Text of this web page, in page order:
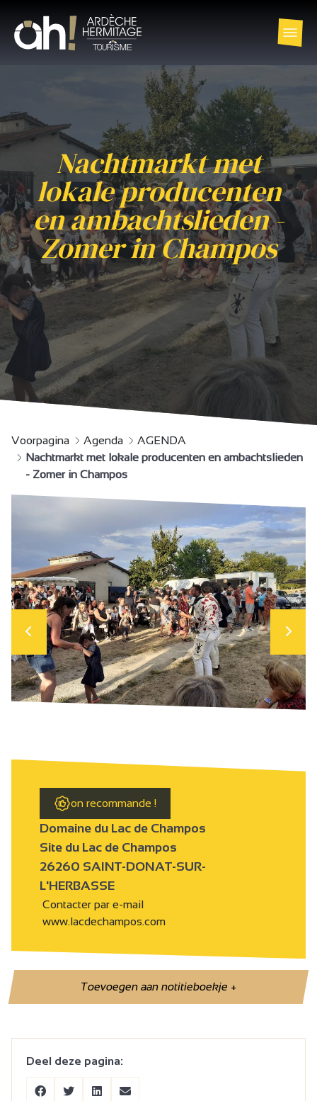
Nachtmarkt met
lokale producenten
en ambachtslieden -
Zomer in Champos
Voorpagina Agenda
AGENDA
Nachtmarkt met lokale producenten en ambachtslieden
- Zomer in Champos
on recommande !
Domaine du Lac de Champos
Site du Lac de Champos
26260 SAINT-DONAT-SUR-
L'HERBASSE
Contacter par e-mail
www.lacdechampos.com
Toevoegen aan notitieboekje+
Deel deze pagina: